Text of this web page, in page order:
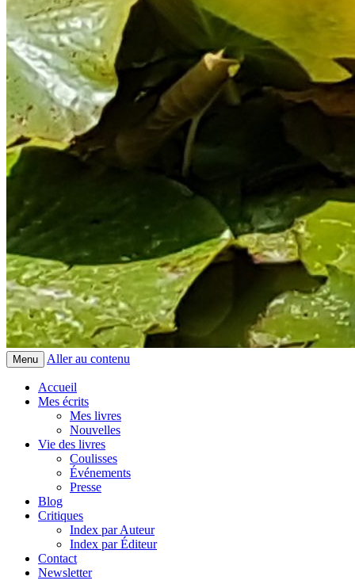
Menu Aller au contenu
Accueil
Mes écrits
Mes livres
Nouvelles
Vie des livres
Coulisses
Événements
Presse
Blog
Critiques
Index par Auteur
Index par Éditeur
Contact
Newsletter